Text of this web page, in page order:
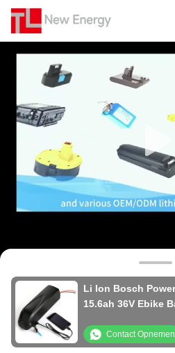
Li Ion Bosch
15.6ah 36V Ebike
Contact Opnemen